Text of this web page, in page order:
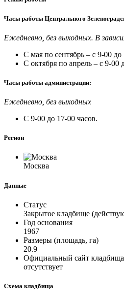
Часы работы Центрального
Ежедневно, без выходных. В
С мая по сентябрь – с 9-00 до
С октября по апрель – с 9-00
Часы работы администрации:
Ежедневно, без выходных
С 9-00 до 17-00 часов.
Регион
Москва
Данные
Статус
Закрытое кладбище
Год основания
1967
Размеры (площадь, га)
20.9
Официальный сайт кладбища
отсутствует
Схема кладбища